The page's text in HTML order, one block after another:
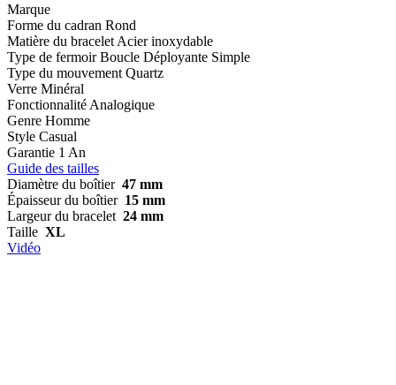
Marque
Forme du cadran Rond
Matière du bracelet Acier inoxydable
Type de fermoir Boucle Déployante Simple
Type du mouvement Quartz
Verre Minéral
Fonctionnalité Analogique
Genre Homme
Style Casual
Garantie 1 An
Guide des tailles
Diamètre du boîtier 47 mm
Épaisseur du boîtier 15 mm
Largeur du bracelet 24 mm
Taille XL
Vidéo